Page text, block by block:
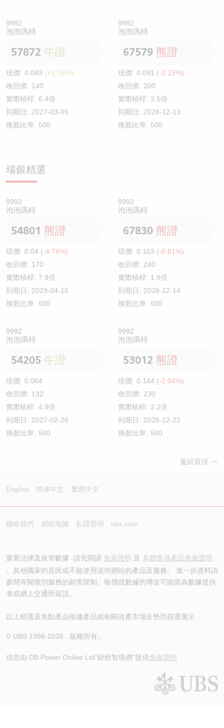
9992
泡泡瑪特
57872 牛證
現價: 0.049 (+2.08%)
收回價: 140
實際槓桿: 6.4倍
到期日: 2027-03-05
換股比率: 500
9992
泡泡瑪特
67579 熊證
現價: 0.091 (-2.15%)
收回價: 200
實際槓桿: 3.5倍
到期日: 2028-12-13
換股比率: 500
瑞銀精選
9992
泡泡瑪特
54801 熊證
現價: 0.04 (-4.76%)
收回價: 170
實際槓桿: 7.9倍
到期日: 2029-04-16
換股比率: 500
9992
泡泡瑪特
67830 熊證
現價: 0.163 (-0.61%)
收回價: 240
實際槓桿: 1.9倍
到期日: 2028-12-14
換股比率: 500
9992
泡泡瑪特
54205 牛證
現價: 0.064
收回價: 132
實際槓桿: 4.9倍
到期日: 2027-02-26
換股比率: 500
9992
泡泡瑪特
53012 熊證
現價: 0.144 (-2.04%)
收回價: 230
實際槓桿: 2.2倍
到期日: 2028-12-22
換股比率: 500
返回頁頂
English 简体中文 繁體中文
聯絡我們 網站地圖 私隱聲明 ubs.com
重要法律及規管數據 -請先閱讀 免責聲明 及 具體香港產品免責聲明
。其他國家的居民或不能使用這些網站的產品及服務。 進一步資料請
參閱有關個別服務的銷售限制。報價或數據的傳送可能因為數據提供
者或網上交通而延誤。
以上精選及焦點產品根據產品或相關資產市場走勢而篩選展示
© UBS 1998-2026 . 版權所有。
信息由 DB Power Online Ltd“財經智珠網”提供免責聲明